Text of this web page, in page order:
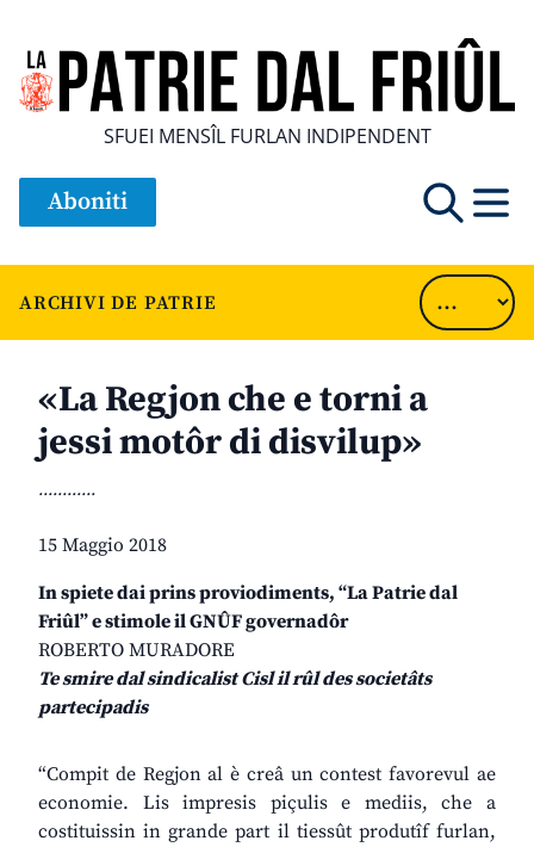
SFUEI MENSÎL FURLAN INDIPENDENT
Aboniti
ARCHIVI DE PATRIE
«La Regjon che e torni a
jessi motôr di disvilup»
............
15 Maggio 2018
In spiete dai prins proviodiments, “La Patrie dal
Friûl” e stimole il GNÛF governadôr
ROBERTO MURADORE
Te smire dal sindicalist Cisl il rûl des societâts
partecipadis
“Compit de Regjon al è creâ un contest favorevul ae
economie. Lis impresis piçulis e mediis, che a
costituissin in grande part il tiessût produtîf furlan,